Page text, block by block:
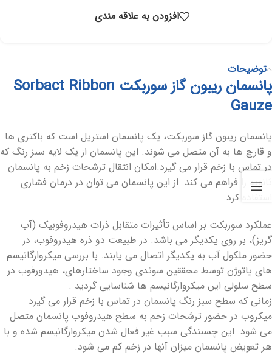
افزودن به علاقه مندی
توضیحات
پانسمان ریبون گاز سوربکت Sorbact Ribbon
Gauze
پانسمان ریبون گاز سوربکت، یک پانسمان استریل است که باکتری ها
و قارچ ها به آن متصل می شوند. این پانسمان از یک لایه سبز رنگ که
در تماس با زخم قرار می گیرد.امکان انتقال ترشحات زخم به پانسمان
ثانویه را فراهم می کند. از این پانسمان می توان در درمان فشاری
استفاده کرد.
ﻋﻤﻠﮑﺮد ﺳﻮرﺑﮑﺖ ﺑﺮ اﺳﺎس ﺗﺄﺛﯿﺮات ﻣﺘﻘﺎﺑﻞ ذرات ﻫﯿﺪروﻓﻮﺑﯿﮏ (آب
ﮔﺮﯾﺰ)، ﺑﺮ روی ﯾﮑﺪﯾﮕﺮ ﻣﯽ ﺑﺎﺷﺪ. در ﻃﺒﯿﻌﺖ دو ذره ﻫﯿﺪروﻓﻮب، در
ﺣﻀﻮر ﻣﻠﮑﻮل آب ﺑﻪ ﯾﮑﺪﯾﮕﺮ اﺗﺼﺎل ﻣﯽ ﯾﺎﺑﻨﺪ. ﺑﺎ ﺑﺮرﺳﯽ ﻣﯿﮑﺮوارﮔﺎﻧﯿﺴﻢ
ﻫﺎی ﭘﺎﺗﻮژن ﺗﻮﺳﻂ ﻣﺤﻘﻘﯿﻦ ﺳﻮﺋﺪی وﺟﻮد ﺳﺎﺧﺘﺎرﻫﺎی، ﻫﯿﺪورﻓﻮب در
ﺳﻄﺢ ﺳﻠﻮﻟﯽ اﯾﻦ ﻣﯿﮑﺮوارﮔﺎﻧﯿﺴﻢ ﻫﺎ ﺷﻨﺎﺳﺎﯾﯽ ﮔﺮدﯾﺪ .
زﻣﺎﻧﯽ ﮐﻪ ﺳﻄﺢ ﺳﺒﺰ رﻧﮓ ﭘﺎﻧﺴﻤﺎن در ﺗﻤﺎس ﺑﺎ زﺧﻢ ﻗﺮار ﻣﯽ ﮔﯿﺮد
ﻣﯿﮑﺮوب در ﺣﻀﻮر ﺗﺮﺷﺤﺎت زﺧﻢ ﺑﻪ ﺳﻄﺢ ﻫﯿﺪروﻓﻮب ﭘﺎﻧﺴﻤﺎن ﻣﺘﺼﻞ
ﻣﯽ ﺷﻮد. اﯾﻦ ﭼﺴﺒﻨﺪﮔﯽ ﺳﺒﺐ ﻏﯿﺮ ﻓﻌﺎل ﺷﺪن ﻣﯿﮑﺮوارﮔﺎﻧﯿﺴﻢ ﺷﺪه و ﺑﺎ
ﻫﺮ ﺗﻌﻮﯾﺾ ﭘﺎﻧﺴﻤﺎن ﻣﯿﺰان آﻧﻬﺎ در زﺧﻢ ﮐﻢ ﻣﯽ ﺷﻮد.